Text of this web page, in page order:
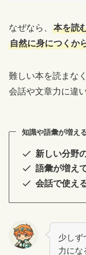
なぜなら、 本を読
自然に身につくか
難しい本を読まな
会話や文章力に違
知識や語彙が増え
新しい分野
語彙が増え
会話で使え
少しず
力にな